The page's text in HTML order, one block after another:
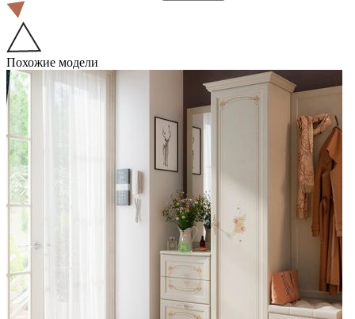
Похожие модели